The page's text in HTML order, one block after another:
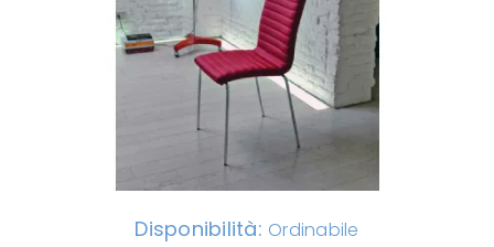
Disponibilità: Ordinabile